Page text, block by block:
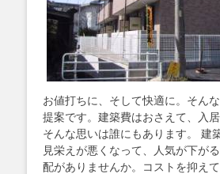
お値打ちに、そして快適に。そん
提案です。建築費はおさえて、入居
そんな思いは誰にもあります。 建
見栄えが悪くなって、人気が下が
配がありませんか。コストを抑え